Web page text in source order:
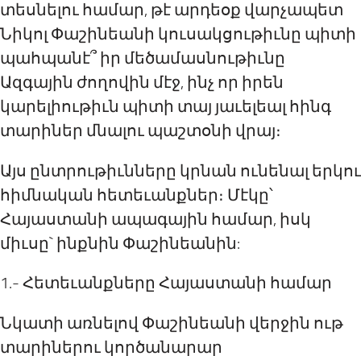
տեսնելու համար, թէ արդեօք վարչապետ
Նիկոլ Փաշինեանի կուսակցութիւնը պիտի
պահպանէ՞ իր մեծամասնութիւնը
Ազգային ժողովին մէջ, ինչ որ իրեն
կարելիութիւն պիտի տայ յաւելեալ հինգ
տարիներ մնալու պաշտօնի վրայ։
Այս ընտրութիւնները կրնան ունենալ երկու
հիմնական հետեւանքներ։ Մէկը՝
Հայաստանի ապագային համար, իսկ
միւսը` ինքնին Փաշինեանին:
1.- Հետեւանքները Հայաստանի համար
Նկատի առնելով Փաշինեանի վերջին ութ
տարիներու կործանարար